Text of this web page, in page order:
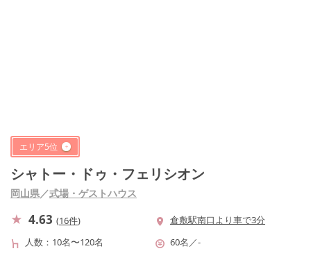
エリア5位
シャトー・ドゥ・フェリシオン
岡山県／式場・ゲストハウス
4.63 (16件)
倉敷駅南口より車で3分
人数
10名〜120名 60名 ／-